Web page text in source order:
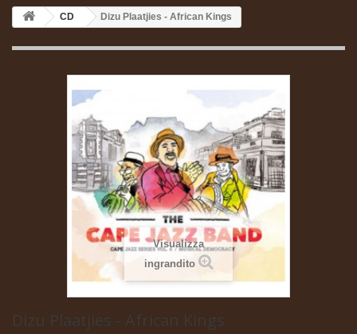
CD Dizu Plaatjies - African Kings
Visualizza
ingrandito
Dizu Plaatjies - African Kings